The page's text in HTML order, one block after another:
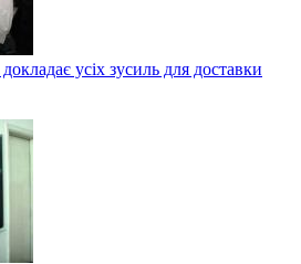
усіх зусиль для доставки